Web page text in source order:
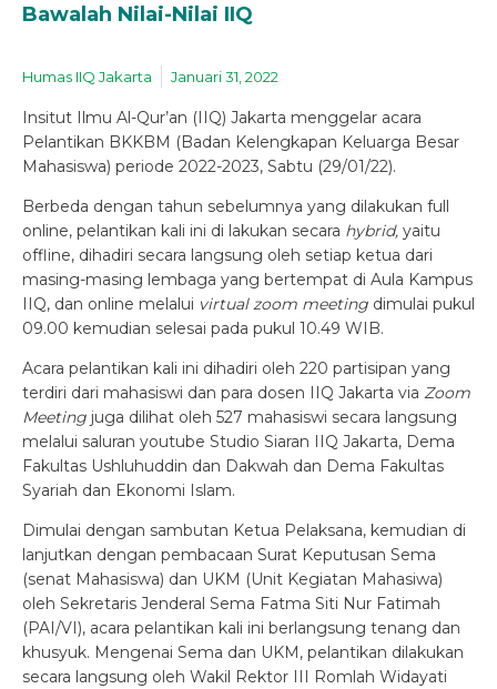
Bawalah Nilai-Nilai IIQ
Humas IIQ Jakarta Januari 31, 2022
Insitut Ilmu Al-Qur’an (IIQ) Jakarta menggelar acara
Pelantikan BKKBM (Badan Kelengkapan Keluarga Besar
Mahasiswa) periode 2022-2023, Sabtu (29/01/22).
Berbeda dengan tahun sebelumnya yang dilakukan full
online, pelantikan kali ini di lakukan secara hybrid, yaitu
offline, dihadiri secara langsung oleh setiap ketua dari
masing-masing lembaga yang bertempat di Aula Kampus
IIQ, dan online melalui virtual zoom meeting dimulai pukul
09.00 kemudian selesai pada pukul 10.49 WIB.
Acara pelantikan kali ini dihadiri oleh 220 partisipan yang
terdiri dari mahasiswi dan para dosen IIQ Jakarta via Zoom
Meeting juga dilihat oleh 527 mahasiswi secara langsung
melalui saluran youtube Studio Siaran IIQ Jakarta, Dema
Fakultas Ushluhuddin dan Dakwah dan Dema Fakultas
Syariah dan Ekonomi Islam.
Dimulai dengan sambutan Ketua Pelaksana, kemudian di
lanjutkan dengan pembacaan Surat Keputusan Sema
(senat Mahasiswa) dan UKM (Unit Kegiatan Mahasiwa)
oleh Sekretaris Jenderal Sema Fatma Siti Nur Fatimah
(PAI/VI), acara pelantikan kali ini berlangsung tenang dan
khusyuk. Mengenai Sema dan UKM, pelantikan dilakukan
secara langsung oleh Wakil Rektor III Romlah Widayati